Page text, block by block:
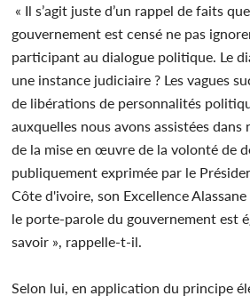
« Il s’agit juste d’un rappel de faits
gouvernement est censé ne pas
participant au dialogue politique. Le
une instance judiciaire ? Les vagues
de libérations de personnalités
auxquelles nous avons assistées
de la mise en œuvre de la volonté de
publiquement exprimée par le
Côte d'ivoire, son Excellence
le porte-parole du gouvernement est
savoir », rappelle-t-il.
Selon lui, en application du principe